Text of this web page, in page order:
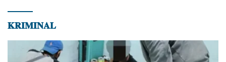
𝐊𝐑𝐈𝐌𝐈𝐍𝐀𝐋